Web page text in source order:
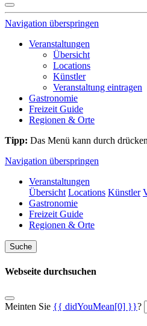
Navigation überspringen
Veranstaltungen
Übersicht
Locations
Künstler
Veranstaltung eintragen
Gastronomie
Freizeit Guide
Regionen & Orte
Tipp: Das Menü kann durch
Navigation überspringen
Veranstaltungen
Übersicht Locations Künstler
Gastronomie
Freizeit Guide
Regionen & Orte
Suche
Webseite durchsuchen
Meinten Sie {{ didYouMean[0] }}?